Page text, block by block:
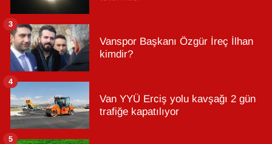
Vanspor Başkanı Özgür İreç İlhan
kimdir?
3
Van YYÜ Erciş yolu kavşağı 2 gün
trafiğe kapatılıyor
4
5